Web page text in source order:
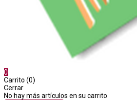
0
Carrito (0)
Cerrar
No hay más artículos en su carrito